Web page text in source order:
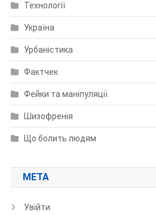
Технології
Україна
Урбаністика
Фактчек
Фейки та маніпуляції
Шизофренія
Що болить людям
МЕТА
Увійти